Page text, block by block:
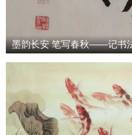
墨韵长安 笔写春秋——记书